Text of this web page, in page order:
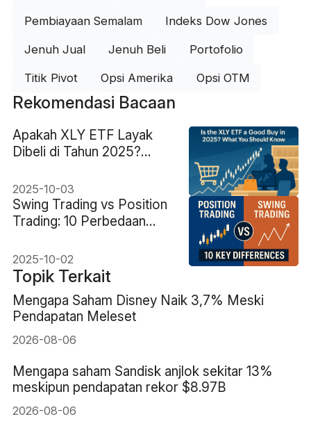
Pembiayaan Semalam Indeks Dow Jones
Jenuh Jual Jenuh Beli Portofolio
Titik Pivot Opsi Amerika Opsi OTM
Rekomendasi Bacaan
Apakah XLY ETF Layak
Dibeli di Tahun 2025?
Investor
2025-10-03
Swing Trading vs Position
Trading: 10 Perbedaan
2025-10-02
Topik Terkait
Mengapa Saham Disney Naik 3,7% Meski
Pendapatan Meleset
2026-08-06
Mengapa saham Sandisk anjlok sekitar 13%
meskipun pendapatan rekor $8.97B
2026-08-06